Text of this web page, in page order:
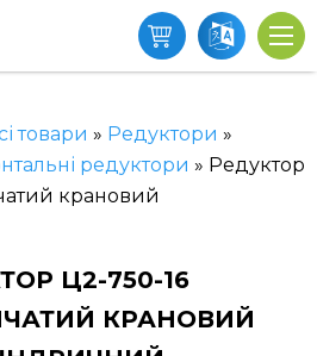
товари » Редуктори »
редуктори » Редуктор
крановий
Ц2-750-16
КРАНОВИЙ